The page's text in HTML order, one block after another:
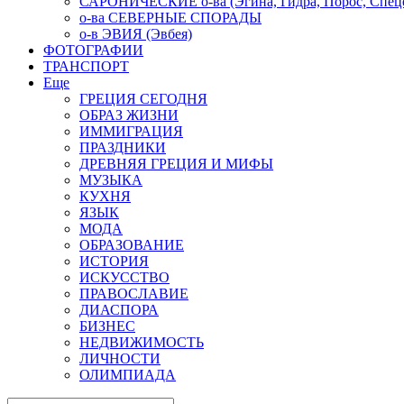
о-ва СЕВЕРНЫЕ СПОРАДЫ
о-в ЭВИЯ (Эвбея)
ФОТОГРАФИИ
ТРАНСПОРТ
Еще
ГРЕЦИЯ СЕГОДНЯ
ОБРАЗ ЖИЗНИ
ИММИГРАЦИЯ
ПРАЗДНИКИ
ДРЕВНЯЯ ГРЕЦИЯ И МИФЫ
МУЗЫКА
КУХНЯ
ЯЗЫК
МОДА
ОБРАЗОВАНИЕ
ИСТОРИЯ
ИСКУССТВО
ПРАВОСЛАВИЕ
ДИАСПОРА
БИЗНЕС
НЕДВИЖИМОСТЬ
ЛИЧНОСТИ
ОЛИМПИАДА